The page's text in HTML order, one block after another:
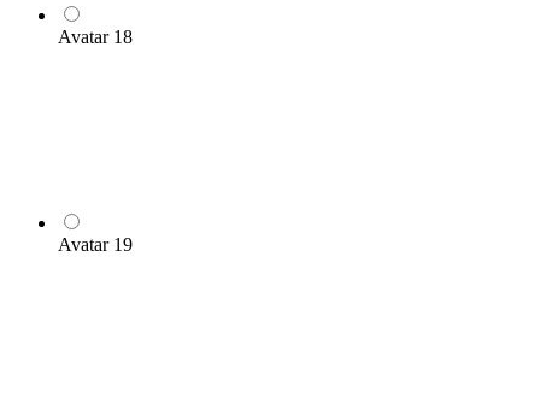
Avatar 18
Avatar 19